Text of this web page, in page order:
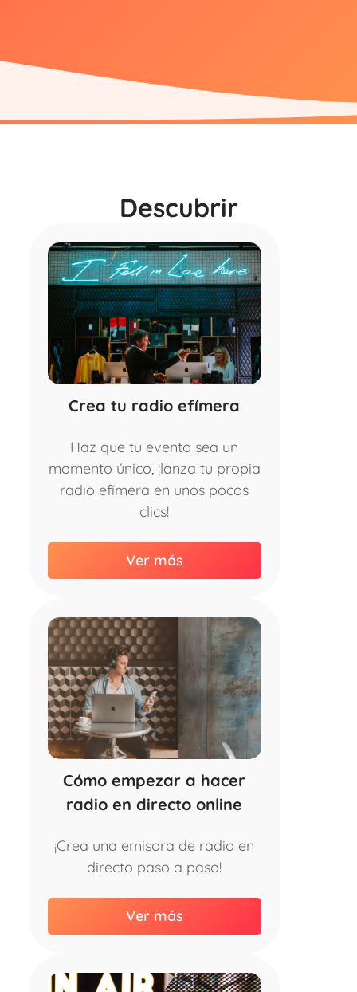
Descubrir
Cómo empezar a hacer
radio en directo online
¡Crea una emisora de radio en
directo paso a paso!
Ver más
Crea tu radio efímera
Haz que tu evento sea un
momento único, ¡lanza tu propia
radio efímera en unos pocos
clics!
Ver más